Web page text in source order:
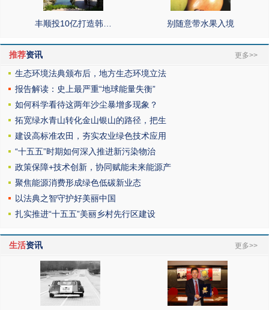
丰顺投10亿打造韩… 别随意带水果入境
推荐资讯 更多>>
生态环境法典颁布后，地方生态环境立法
报告解读：史上最严重“地球能量失衡”
如何科学看待这两年沙尘暴增多现象？
拓宽绿水青山转化金山银山的路径，把生
建设高标准农田，夯实农业绿色技术应用
“十五五”时期如何深入推进新污染物治
政策保障+技术创新，协同赋能未来能源产
聚焦能源消费形成绿色低碳新业态
以法典之智守护好美丽中国
扎实推进“十五五”美丽乡村先行区建设
生活资讯 更多>>